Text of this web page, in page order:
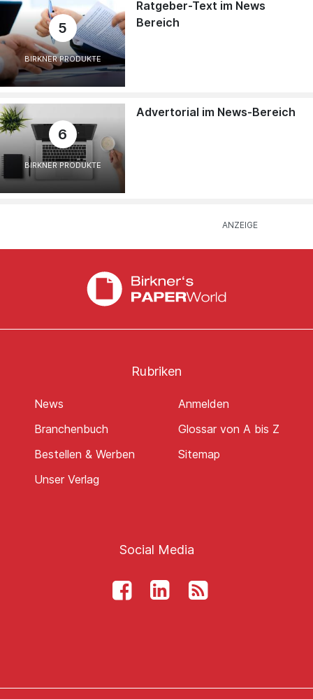
5
BIRKNER PRODUKTE
Ratgeber-Text im News
Bereich
6
BIRKNER PRODUKTE
Advertorial im News-Bereich
Rubriken
News
Branchenbuch
Bestellen & Werben
Unser Verlag
Anmelden
Glossar von A bis Z
Sitemap
Social Media